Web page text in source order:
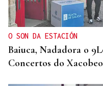
O SON DA ESTACIÓN
Baiuca, Nadadora o
Concertos do Xacobeo